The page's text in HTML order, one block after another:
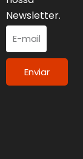
Newsletter.
Enviar